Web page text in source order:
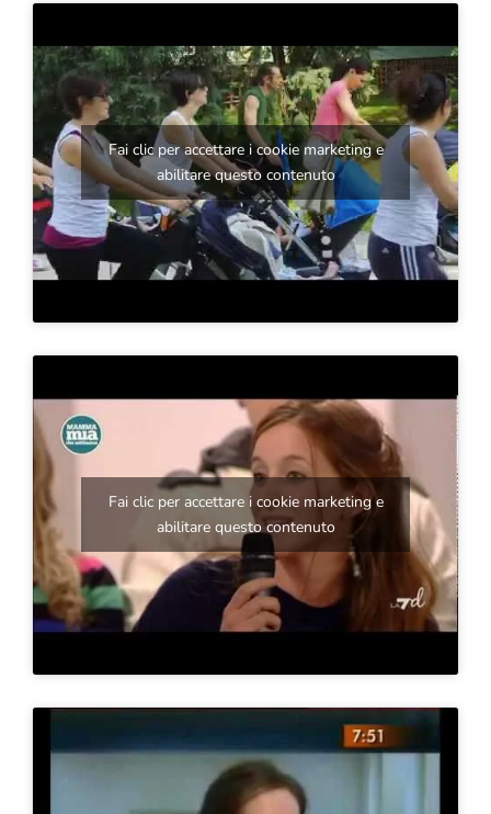
Fai clic per accettare i cookie marketing e
abilitare questo contenuto
Fai clic per accettare i cookie marketing e
abilitare questo contenuto